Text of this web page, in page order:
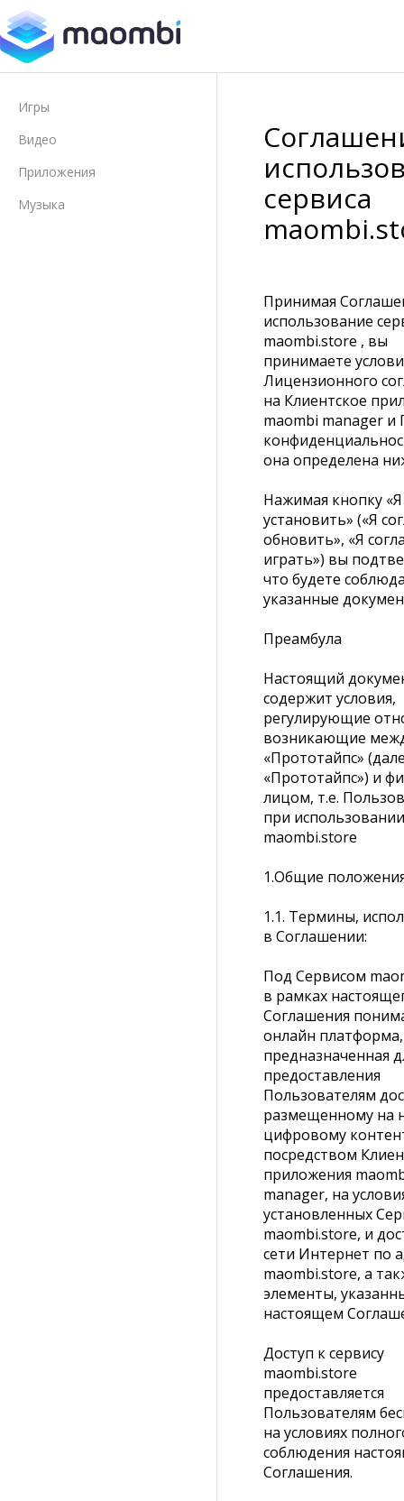
Игры
Видео
Приложения
Музыка
сервиса
Принимая
использование
maombi.store , вы
принимаете
Лицензионного
на Клиентское
maombi manager и
она определена
Нажимая кнопку «Я
установить» («Я
обновить», «Я
играть») вы
что будете
указанные
Преамбула
Настоящий
содержит условия,
регулирующие
возникающие
«Прототайпс»
«Прототайпс») и
лицом, т.е.
при
maombi.store
1.Общие
1.1. Термины,
в Соглашении:
Под Сервисом
в рамках
Соглашения
онлайн платформа,
предназначенная
предоставления
Пользователям
размещенному на
цифровому
посредством
приложения
manager, на
установленных
maombi.store, и
сети Интернет по
maombi.store, а
элементы,
настоящем
Доступ к сервису
maombi.store
предоставляется
Пользователям
на условиях
соблюдения
Соглашения.